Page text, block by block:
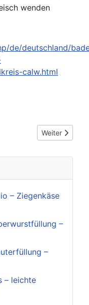
wenden
de/deutschland/
calw.html
gewinntNächster
Weiter
– Ziegenkäse
–
–
– leichte